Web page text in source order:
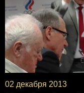
02 декабря 2013